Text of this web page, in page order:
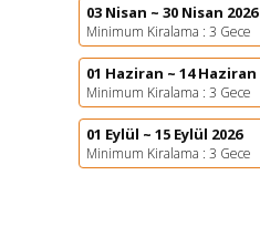
03 Nisan ~ 30 Nisan 2026
Minimum Kiralama : 3 Gece
01 Haziran ~ 14 Haziran
Minimum Kiralama : 3 Gece
01 Eylül ~ 15 Eylül 2026
Minimum Kiralama : 3 Gece